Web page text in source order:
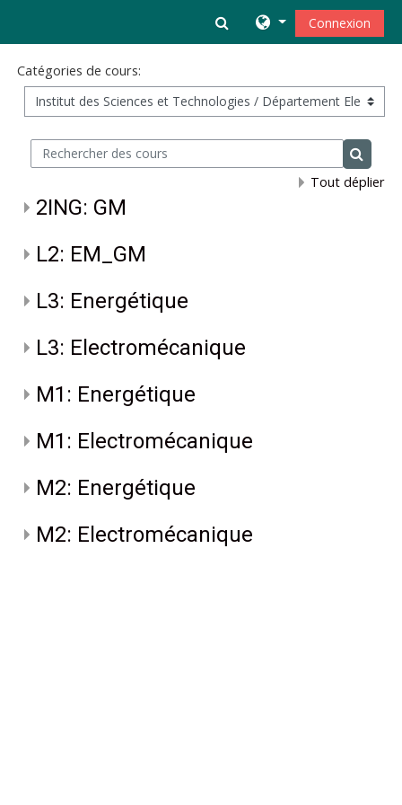
Activer/désactiver la
Connexion
Catégories de cours:
Rechercher des cours
Tout déplier
2ING: GM
L2: EM_GM
L3: Energétique
L3: Electromécanique
M1: Energétique
M1: Electromécanique
M2: Energétique
M2: Electromécanique